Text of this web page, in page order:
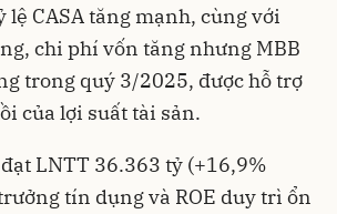
lệ CASA tăng mạnh, cùng với
chi phí vốn tăng nhưng MBB
trong quý 3/2025, được hỗ trợ
của lợi suất tài sản.
LNTT 36.363 tỷ (+16,9%
tín dụng và ROE duy trì ổn